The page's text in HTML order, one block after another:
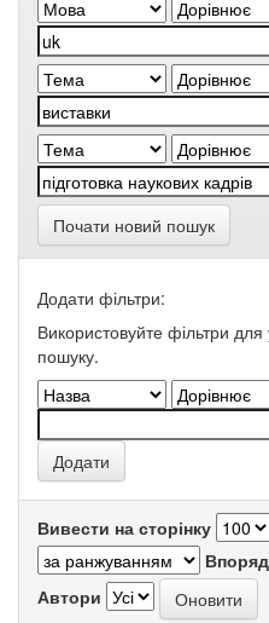
Почати новий пошук
Додати фільтри:
Використовуйте фільтри для
пошуку.
Вивести на сторінку
Автори